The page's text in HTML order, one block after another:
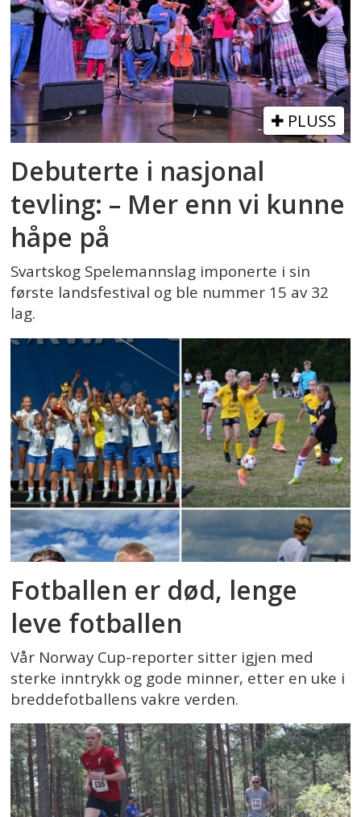
PLUSS
Debuterte i nasjonal
tevling: – Mer enn vi kunne
håpe på
Svartskog Spelemannslag imponerte i sin
første landsfestival og ble nummer 15 av 32
lag.
Fotballen er død, lenge
leve fotballen
Vår Norway Cup-reporter sitter igjen med
sterke inntrykk og gode minner, etter en uke i
breddefotballens vakre verden.